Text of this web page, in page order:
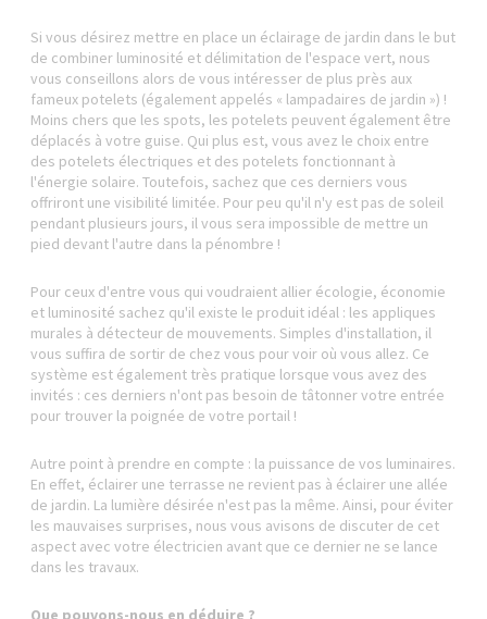
Si vous désirez mettre en place un éclairage de jardin dans le but
de combiner luminosité et délimitation de l'espace vert, nous
vous conseillons alors de vous intéresser de plus près aux
fameux potelets (également appelés « lampadaires de jardin ») !
Moins chers que les spots, les potelets peuvent également être
déplacés à votre guise. Qui plus est, vous avez le choix entre
des potelets électriques et des potelets fonctionnant à
l'énergie solaire. Toutefois, sachez que ces derniers vous
offriront une visibilité limitée. Pour peu qu'il n'y est pas de soleil
pendant plusieurs jours, il vous sera impossible de mettre un
pied devant l'autre dans la pénombre !
Pour ceux d'entre vous qui voudraient allier écologie, économie
et luminosité sachez qu'il existe le produit idéal : les appliques
murales à détecteur de mouvements. Simples d'installation, il
vous suffira de sortir de chez vous pour voir où vous allez. Ce
système est également très pratique lorsque vous avez des
invités : ces derniers n'ont pas besoin de tâtonner votre entrée
pour trouver la poignée de votre portail !
Autre point à prendre en compte : la puissance de vos luminaires.
En effet, éclairer une terrasse ne revient pas à éclairer une allée
de jardin. La lumière désirée n'est pas la même. Ainsi, pour éviter
les mauvaises surprises, nous vous avisons de discuter de cet
aspect avec votre électricien avant que ce dernier ne se lance
dans les travaux.
Que pouvons-nous en déduire ?